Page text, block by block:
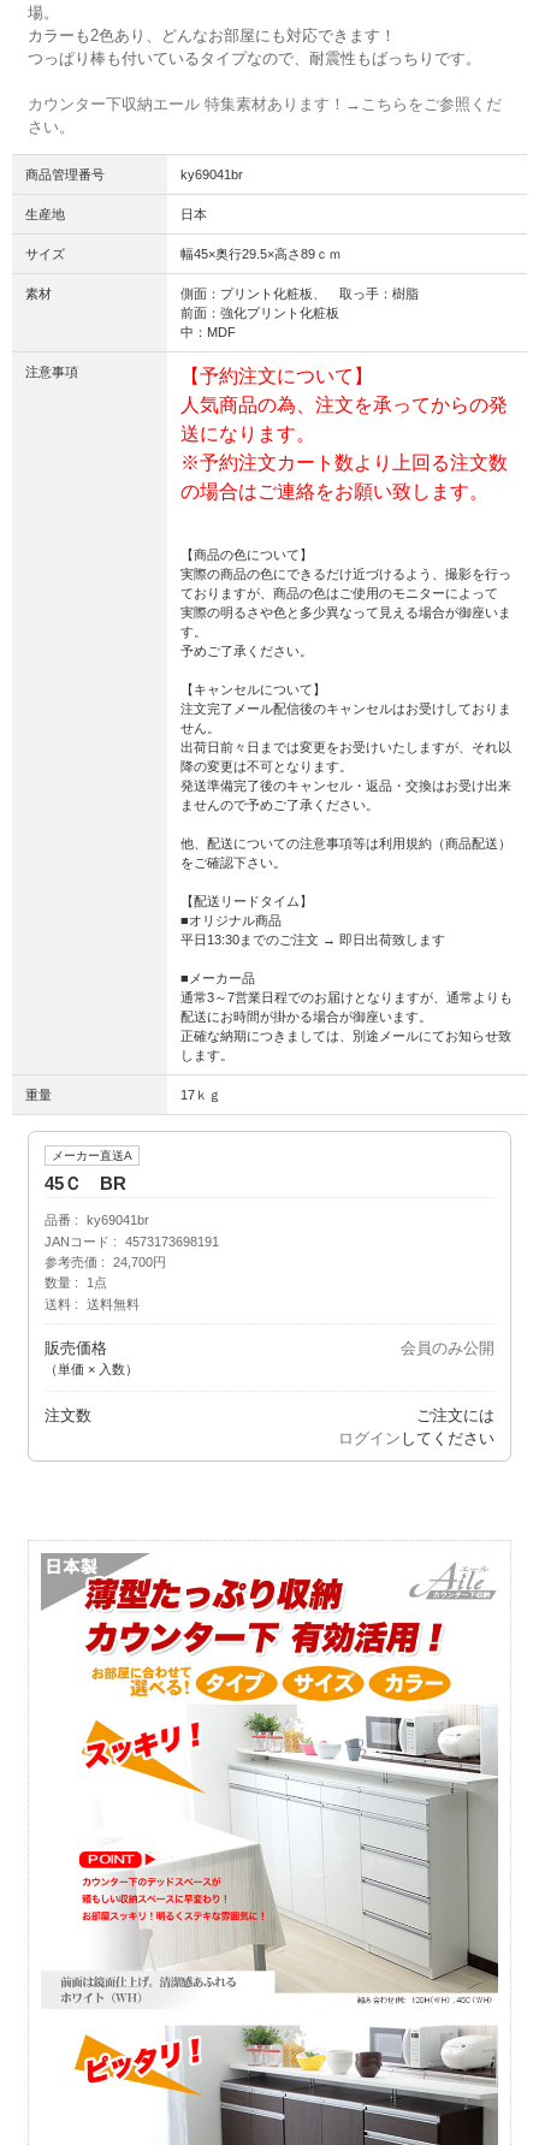
場。
カラーも2色あり、どんなお部屋にも対応できます！
つっぱり棒も付いているタイプなので、耐震性もばっちりです。
カウンター下収納エール 特集素材あります！→こちらをご参照くだ
さい。
商品管理番号 ky69041br
生産地 日本
サイズ 幅45×奥行29.5×高さ89ｃｍ
素材
側面：プリント化粧板、 取っ手：樹脂
前面：強化プリント化粧板
中：MDF
注意事項
【予約注文について】
人気商品の為、注文を承ってからの発
送になります。
※予約注文カート数より上回る注文数
の場合はご連絡をお願い致します。
【商品の色について】
実際の商品の色にできるだけ近づけるよう、撮影を行っ
ておりますが、商品の色はご使用のモニターによって
実際の明るさや色と多少異なって見える場合が御座いま
す。
予めご了承ください。
【キャンセルについて】
注文完了メール配信後のキャンセルはお受けしておりま
せん。
出荷日前々日までは変更をお受けいたしますが、それ以
降の変更は不可となります。
発送準備完了後のキャンセル・返品・交換はお受け出来
ませんので予めご了承ください。
他、配送についての注意事項等は利用規約（商品配送）
をご確認下さい。
【配送リードタイム】
■オリジナル商品
平日13:30までのご注文 → 即日出荷致します
■メーカー品
通常3～7営業日程でのお届けとなりますが、通常よりも
配送にお時間が掛かる場合が御座います。
正確な納期につきましては、別途メールにてお知らせ致
します。
重量 17ｋｇ
メーカー直送A
45Ｃ BR
品番
ky69041br
JANコード
4573173698191
参考売価
24,700円
数量
1点
送料
送料無料
販売価格
（単価 × 入数）
会員のみ公開
注文数
ご注文には
ログイン してください